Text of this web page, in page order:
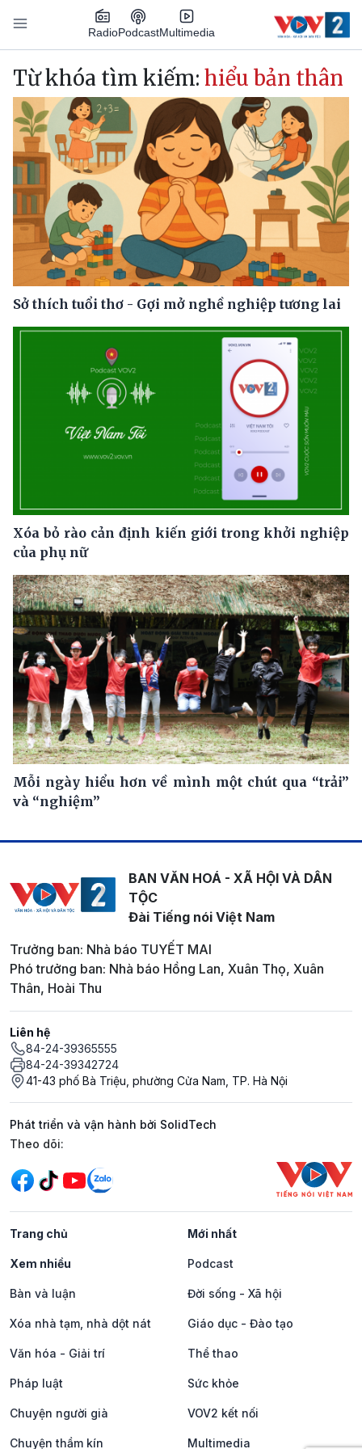
Nhảy đến nội dung
RadioPodcastMultimedia
Main navigation
Từ khóa tìm kiếm: hiểu bản thân
Sở thích tuổi thơ - Gợi mở nghề nghiệp tương lai
Xóa bỏ rào cản định kiến giới trong khởi nghiệp
của phụ nữ
Mỗi ngày hiểu hơn về mình một chút qua “trải”
và “nghiệm”
BAN VĂN HOÁ - XÃ HỘI VÀ DÂN
TỘC
Đài Tiếng nói Việt Nam
Trưởng ban: Nhà báo TUYẾT MAI
Phó trưởng ban: Nhà báo Hồng Lan, Xuân Thọ, Xuân
Thân, Hoài Thu
Liên hệ
84-24-39365555
84-24-39342724
41-43 phố Bà Triệu, phường Cửa Nam, TP. Hà Nội
Phát triển và vận hành bởi SolidTech
Mạng xã hội
Theo dõi:
Trang chủ Mới nhất
Xem nhiều Podcast
Bàn và luận Đời sống - Xã hội
Xóa nhà tạm, nhà dột nát Giáo dục - Đào tạo
Văn hóa - Giải trí Thể thao
Pháp luật Sức khỏe
Chuyện người già VOV2 kết nối
Chuyện thầm kín Multimedia